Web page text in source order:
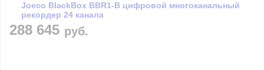
Joeco BlackBox BBR1-B цифровой многоканальный
рекордер 24 канала
288 645 руб.